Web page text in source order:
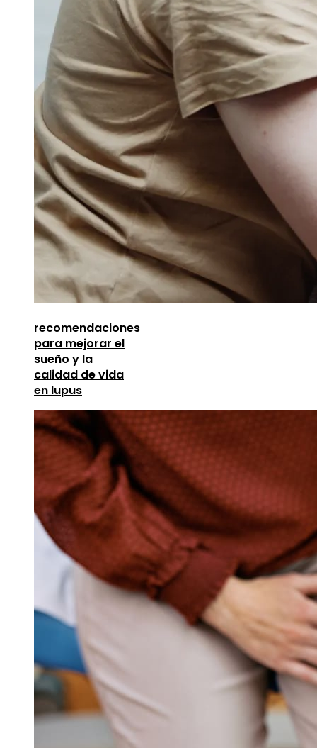
recomendaciones
para mejorar el
sueño y la
calidad de vida
en lupus